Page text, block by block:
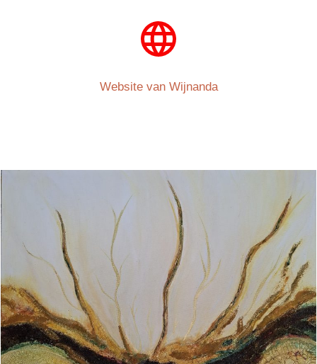
Website van Wijnanda